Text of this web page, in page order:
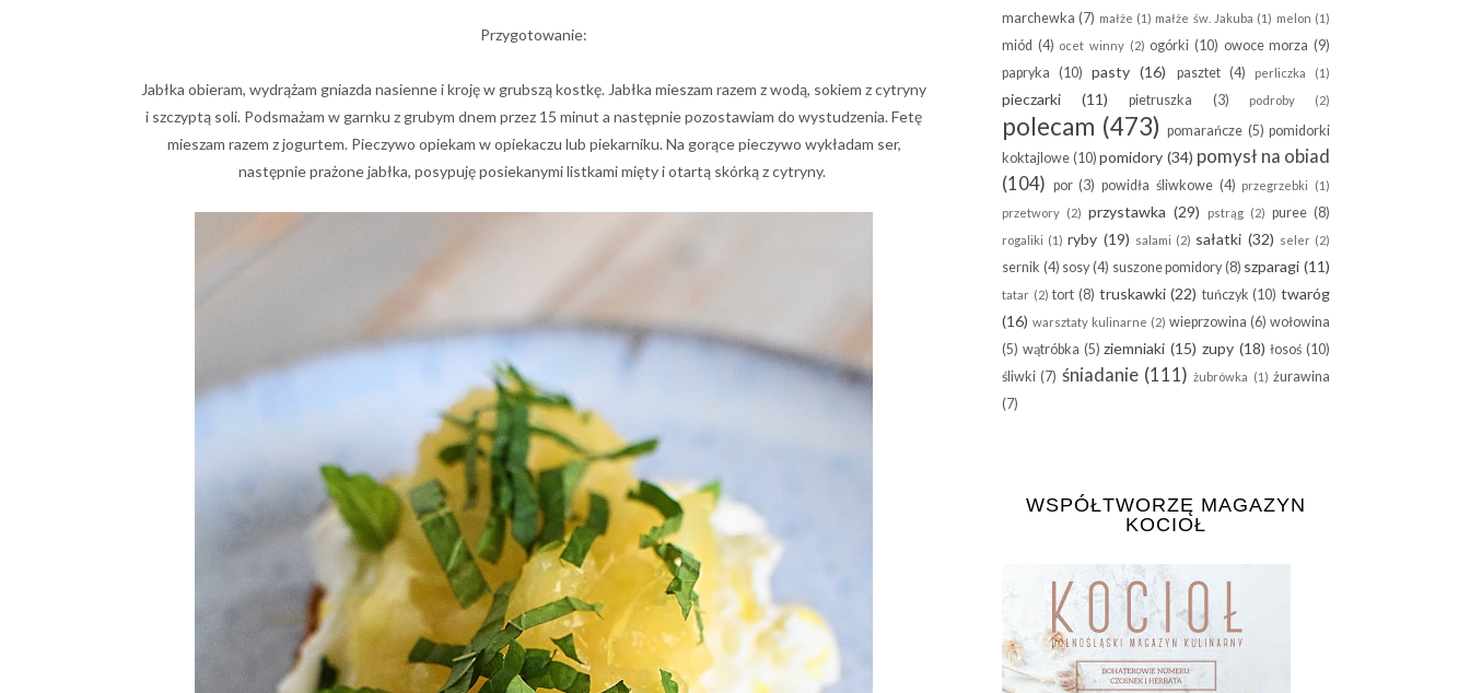
Przygotowanie:
Jabłka obieram, wydrążam gniazda nasienne i kroję w grubszą kostkę. Jabłka mieszam razem z wodą, sokiem z cytryny
i szczyptą soli. Podsmażam w garnku z grubym dnem przez 15 minut a następnie pozostawiam do wystudzenia. Fetę
mieszam razem z jogurtem. Pieczywo opiekam w opiekaczu lub piekarniku. Na gorące pieczywo wykładam ser,
następnie prażone jabłka, posypuję posiekanymi listkami mięty i otartą skórką z cytryny.
marchewka (7) małże (1) małże św. Jakuba (1) melon (1)
miód (4) ocet winny (2) ogórki (10) owoce morza (9)
papryka
(10) pasty (16) pasztet (4) perliczka (1)
pieczarki (11) pietruszka (3) podroby (2)
polecam (473) pomarańcze (5) pomidorki
koktajlowe (10) pomidory (34) pomysł na obiad
(104) por (3) powidła śliwkowe (4) przegrzebki
(1)
przetwory (2) przystawka (29) pstrąg (2) puree (8)
rogaliki (1) ryby (19) salami (2) sałatki (32) seler (2)
sernik (4) sosy(4) suszone pomidory(8) szparagi (11)
tatar (2) tort (8) truskawki (22) tuńczyk (10) twaróg
(16) warsztaty kulinarne (2) wieprzowina (6) wołowina
(5) wątróbka (5) ziemniaki (15) zupy (18) łosoś (10)
śliwki (7) śniadanie (111) żubrówka (1) żurawina
(7)
WSPÓŁTWORZĘ MAGAZYN
KOCIOŁ